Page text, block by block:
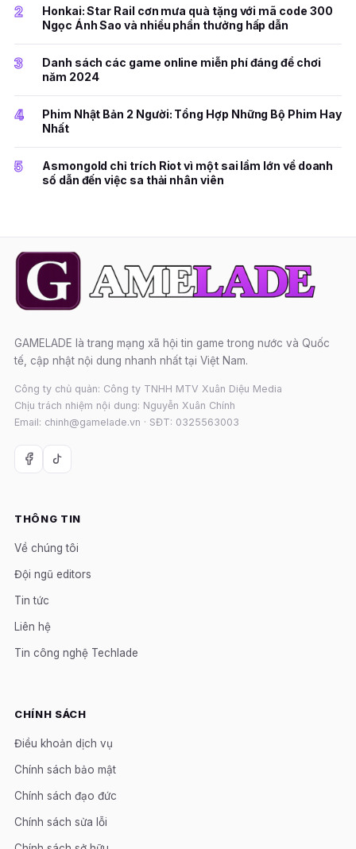
2
Honkai: Star Rail cơn mưa quà tặng với mã code 300
Ngọc Ánh Sao và nhiều phần thưởng hấp dẫn
3
Danh sách các game online miễn phí đáng để chơi
năm 2024
4
Phim Nhật Bản 2 Người: Tổng Hợp Những Bộ Phim Hay
Nhất
5
Asmongold chỉ trích Riot vì một sai lầm lớn về doanh
số dẫn đến việc sa thải nhân viên
GAMELADE là trang mạng xã hội tin game trong nước và Quốc
tế, cập nhật nội dung nhanh nhất tại Việt Nam.
Công ty chủ quản: Công ty TNHH MTV Xuân Diệu Media
Chịu trách nhiệm nội dung: Nguyễn Xuân Chính
Email: chinh@gamelade.vn · SĐT: 0325563003
THÔNG TIN
Về chúng tôi
Đội ngũ editors
Tin tức
Liên hệ
Tin công nghệ Techlade
CHÍNH SÁCH
Điều khoản dịch vụ
Chính sách bảo mật
Chính sách đạo đức
Chính sách sửa lỗi